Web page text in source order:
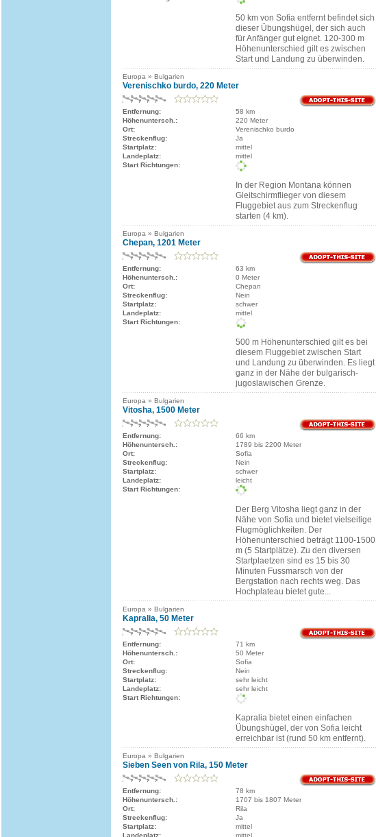
50 km von Sofia entfernt befindet sich
dieser Übungshügel, der sich auch
für Anfänger gut eignet. 120-300 m
Höhenunterschied gilt es zwischen
Start und Landung zu überwinden.
Europa » Bulgarien
Verenischko burdo, 220 Meter
Entfernung:
58 km
Höhenuntersch.:
220 Meter
Ort:
Verenischko burdo
Streckenflug:
Ja
Startplatz:
mittel
Landeplatz:
mittel
Start Richtungen:
In der Region Montana können
Gleitschirmflieger von diesem
Fluggebiet aus zum Streckenflug
starten (4 km).
Europa » Bulgarien
Chepan, 1201 Meter
Entfernung:
63 km
Höhenuntersch.:
0 Meter
Ort:
Chepan
Streckenflug:
Nein
Startplatz:
schwer
Landeplatz:
mittel
Start Richtungen:
500 m Höhenunterschied gilt es bei
diesem Fluggebiet zwischen Start
und Landung zu überwinden. Es liegt
ganz in der Nähe der bulgarisch-
jugoslawischen Grenze.
Europa » Bulgarien
Vitosha, 1500 Meter
Entfernung:
66 km
Höhenuntersch.:
1789 bis 2200 Meter
Ort:
Sofia
Streckenflug:
Nein
Startplatz:
schwer
Landeplatz:
leicht
Start Richtungen:
Der Berg Vitosha liegt ganz in der
Nähe von Sofia und bietet vielseitige
Flugmöglichkeiten. Der
Höhenunterschied beträgt 1100-1500
m (5 Startplätze). Zu den diversen
Startplaetzen sind es 15 bis 30
Minuten Fussmarsch von der
Bergstation nach rechts weg. Das
Hochplateau bietet gute...
Europa » Bulgarien
Kapralia, 50 Meter
Entfernung:
71 km
Höhenuntersch.:
50 Meter
Ort:
Sofia
Streckenflug:
Nein
Startplatz:
sehr leicht
Landeplatz:
sehr leicht
Start Richtungen:
Kapralia bietet einen einfachen
Übungshügel, der von Sofia leicht
erreichbar ist (rund 50 km entfernt).
Europa » Bulgarien
Sieben Seen von Rila, 150 Meter
Entfernung:
78 km
Höhenuntersch.:
1707 bis 1807 Meter
Ort:
Rila
Streckenflug:
Ja
Startplatz:
mittel
Landeplatz:
mittel